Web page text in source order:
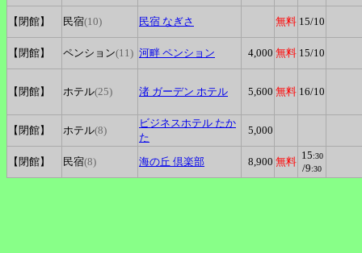
【閉館】 民宿(10) 民宿 なぎさ 無料 15/10
【閉館】 ペンション(11) 河畔 ペンション 4,000 無料 15/10
【閉館】 ホテル(25) 渚 ガーデン ホテル 5,600 無料 16/10
【閉館】 ホテル(8)
ビジネスホテル たか
た
5,000
【閉館】 民宿(8) 海の丘 倶楽部 8,900 無料
15:30
/9:30